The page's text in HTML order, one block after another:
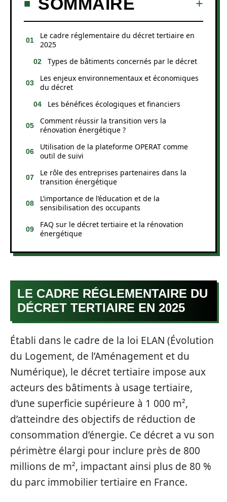
Le cadre réglementaire du décret tertiaire en
2025
Types de bâtiments concernés par le décret
Les enjeux environnementaux et économiques
du décret
Les bénéfices écologiques et financiers
Comment réussir la transition vers la
rénovation énergétique ?
Utilisation de la plateforme OPERAT comme
outil de suivi
Le rôle des entreprises partenaires dans la
transition énergétique
L’importance de l’éducation et de la
sensibilisation des occupants
FAQ sur le décret tertiaire et la rénovation
énergétique
LE CADRE RÉGLEMENTAIRE DU
DÉCRET TERTIAIRE EN 2025
Établi dans le cadre de la loi ELAN (Évolution
du Logement, de l’Aménagement et du
Numérique), le décret tertiaire impose aux
acteurs des bâtiments à usage tertiaire,
d’une superficie supérieure à 1 000 m²,
d’atteindre des objectifs de réduction de
consommation d’énergie. Ce décret a vu son
périmètre élargi pour inclure près de 800
millions de m², impactant ainsi plus de 80 %
du parc immobilier tertiaire en France.